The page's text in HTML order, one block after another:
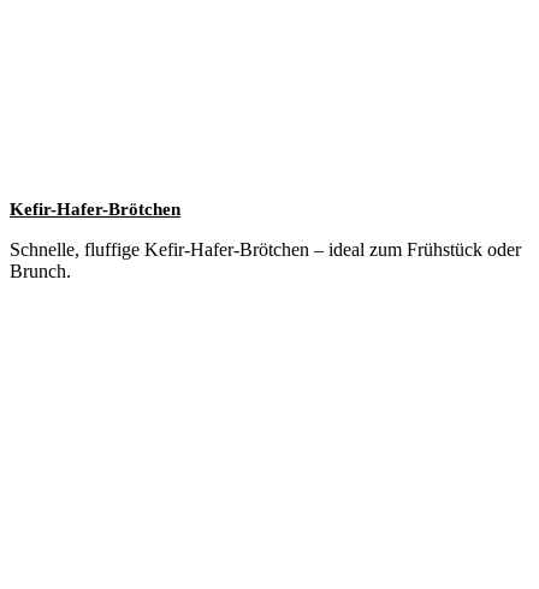
Kefir-Hafer-Brötchen
Schnelle, fluffige Kefir-Hafer-Brötchen – ideal zum Frühstück oder
Brunch.